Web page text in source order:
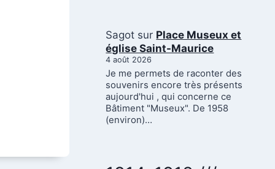
Sagot sur Place Museux et
église Saint-Maurice
4 août 2026
Je me permets de raconter des
souvenirs encore très présents
aujourd'hui , qui concerne ce
Bâtiment "Museux". De 1958
(environ)…